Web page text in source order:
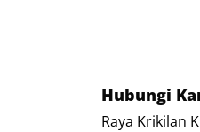
Hubungi
Raya Krikilan